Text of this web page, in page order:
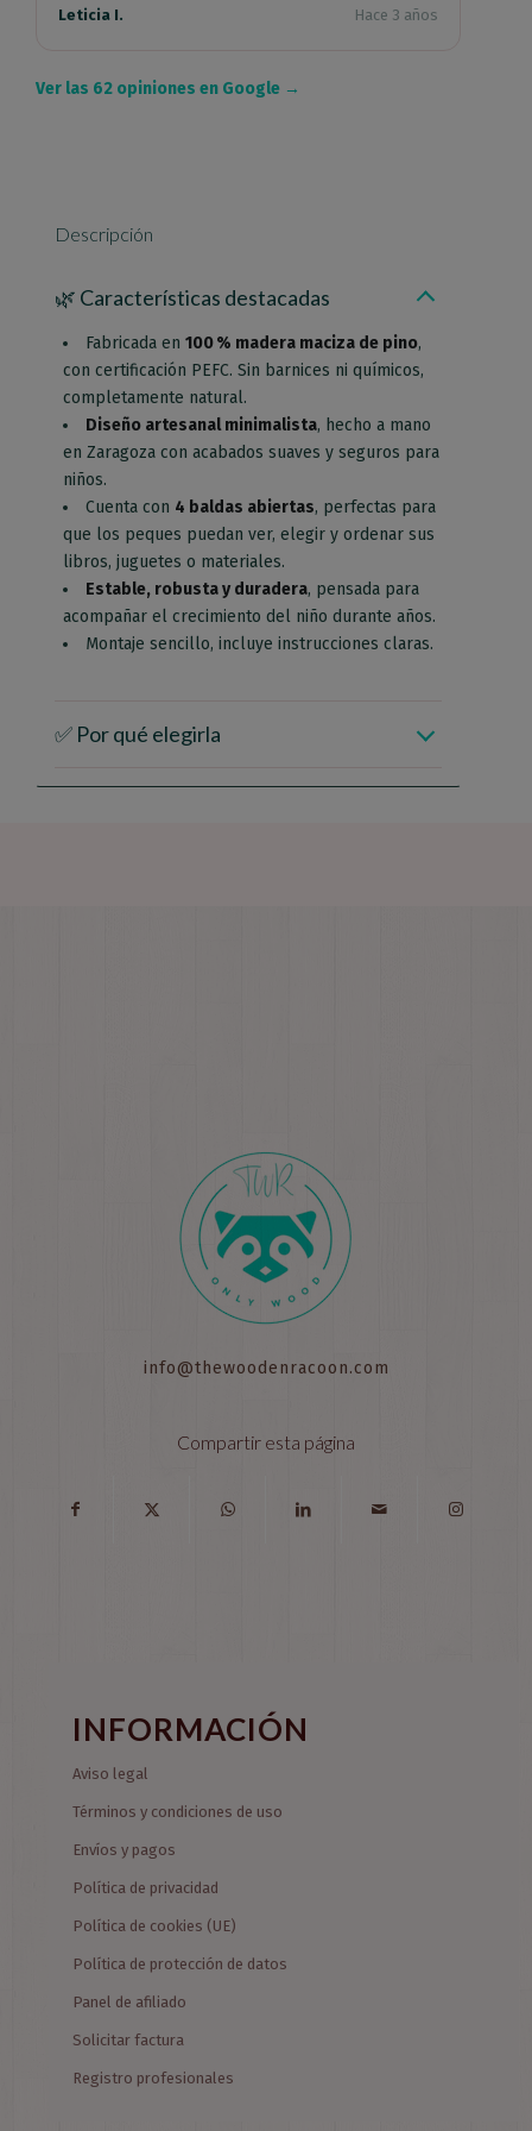
Leticia I. Hace 3 años
Ver las 62 opiniones en Google →
Descripción
🌿 Características destacadas
Fabricada en100 % madera maciza de pino,
con certificación PEFC. Sin barnices ni químicos,
completamente natural.
Diseño artesanal minimalista, hecho a mano
en Zaragoza con acabados suaves y seguros para
niños.
Cuenta con 4 baldas abiertas, perfectas para
que los peques puedan ver, elegir y ordenar sus
libros, juguetes o materiales.
Estable, robusta y duradera, pensada para
acompañar el crecimiento del niño durante años.
Montaje sencillo, incluye instrucciones claras.
✅ Por qué elegirla
info@thewoodenracoon.com
Compartir esta página
INFORMACIÓN
Aviso legal
Términos y condiciones de uso
Envíos y pagos
Política de privacidad
Política de cookies (UE)
Política de protección de datos
Panel de afiliado
Solicitar factura
Registro profesionales